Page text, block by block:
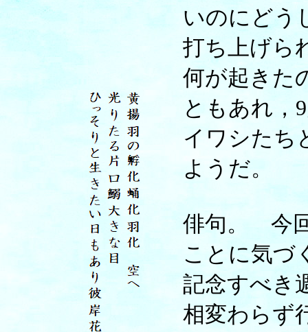
いのにどう
打ち上げら
何が起きた
ともあれ，
イワシたち
ようだ。
俳句。 今
ことに気づ
記念すべき
相変わらず